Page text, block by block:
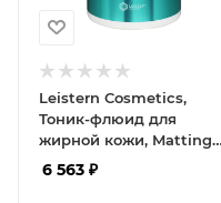
Leistern Cosmetics,
Тоник-флюид для
жирной кожи, Matting
Fluid for oily skin, 300
мл
6 563 ₽